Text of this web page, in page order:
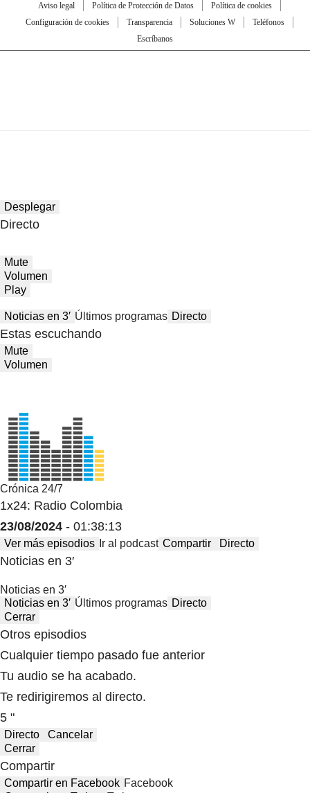
Aviso legal Política de Protección de Datos
Política de cookies
Configuración de cookies
Transparencia Soluciones W
Teléfonos
Escríbanos
Desplegar
Directo
Mute
Volumen
Play
Noticias en 3′ Últimos programas Directo
Estas escuchando
Mute
Volumen
Crónica 24/7
1x24: Radio Colombia
23/08/2024 - 01:38:13
Ver más episodios Ir al podcast Compartir Directo
Noticias en 3′
Noticias en 3′
Noticias en 3′ Últimos programas Directo
Cerrar
Otros episodios
Cualquier tiempo pasado fue anterior
Tu audio se ha acabado.
Te redirigiremos al directo.
5 "
Directo
Cancelar
Cerrar
Compartir
Compartir en Facebook Facebook